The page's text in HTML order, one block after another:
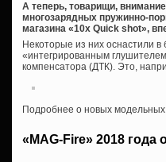
А теперь, товарищи,
многозарядных пружинно-
магазина «10x Quick shot»,
Некоторые из них оснастили
«интегрированным
компенсатора (ДТК). Это,
Подробнее о новых модельных
«MAG-Fire» 2018 года